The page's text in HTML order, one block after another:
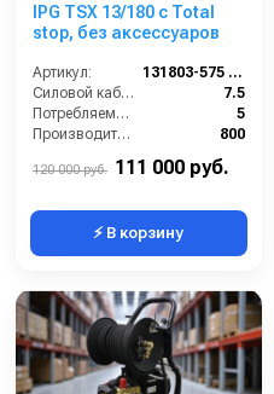
IPG TSX 13/180 с Total
stop, без аксессуаров
Артикул:
131803-575 TSX (VER.351)
Силовой кабель (м):
7.5
Потребляемая мощность (Вт):
5
Производительность (л/ч):
800
120 000 руб. 111 000 руб.
⚡ В корзину